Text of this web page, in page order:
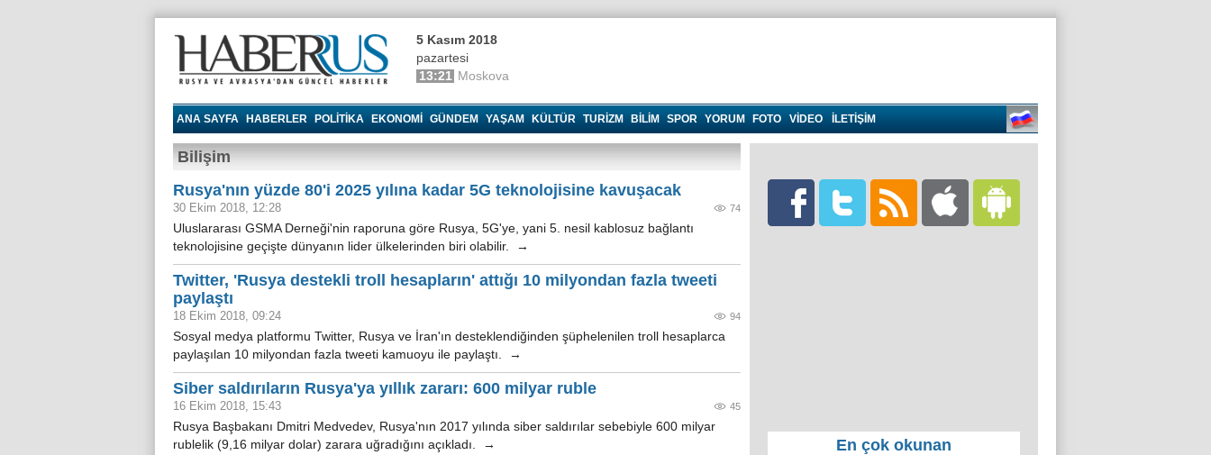
5 Kasım 2018
pazartesi
13:21 Moskova
ANA SAYFA HABERLER POLITIKA EKONOMI GÜNDEM YAŞAM KÜLTÜR TURIZM BILIM SPOR YORUM FOTO VIDEO İLETİŞİM
Bilişim
Rusya'nın yüzde 80'i 2025 yılına kadar 5G teknolojisine kavuşacak
30 Ekim 2018, 12:28 74
Uluslararası GSMA Derneği'nin raporuna göre Rusya, 5G'ye, yani 5. nesil kablosuz bağlantı
teknolojisine geçişte dünyanın lider ülkelerinden biri olabilir. →
Twitter, 'Rusya destekli troll hesapların' attığı 10 milyondan fazla tweeti
paylaştı
18 Ekim 2018, 09:24 94
Sosyal medya platformu Twitter, Rusya ve İran'ın desteklendiğinden şüphelenilen troll hesaplarca
paylaşılan 10 milyondan fazla tweeti kamuoyu ile paylaştı. →
Siber saldırıların Rusya'ya yıllık zararı: 600 milyar ruble
16 Ekim 2018, 15:43 45
Rusya Başbakanı Dmitri Medvedev, Rusya'nın 2017 yılında siber saldırılar sebebiyle 600 milyar
rublelik (9,16 milyar dolar) zarara uğradığını açıkladı. →
En çok okunan